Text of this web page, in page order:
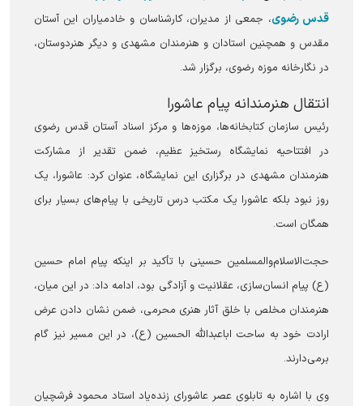
قدس رضوی، جمعی از مدیران، کارشناسان و خادمیاران این آستان
مقدس و همچنین استادان و هنرمندان مشهدی و دیگر هنردوستان،
در نگارخانه موزه رضوی، برگزار شد.
انتقال هنرمندانه پیام عاشورا
رئیس سازمان کتابخانه‌ها، موزه‌ها و مرکز اسناد آستان قدس رضوی
در افتتاحیه نمایشگاه رستخیز عظیم، ضمن تقدیر از مشارکت
هنرمندان مشهدی در برگزاری این نمایشگاه، عنوان کرد: عاشورا، یک
روز نبود بلکه عاشورا یک مکتب درس تاریخی با پیام‌های بسیار برای
همگان است.
حجت‌الاسلام‌والمسلمین حسینی با تأکید بر اینکه پیام امام حسین
(ع) پیام انسان‌سازی، عقلانیت و آزادگی بود، ادامه داد: در این میان،
هنرمندان مخلص با خلق آثار هنری محرمی، ضمن نشان دادن عرض
ارادت خود به ساحت اباعبدالله الحسین (ع)، در این مسیر نیز گام
برمی‌دارند.
وی با اشاره به تابلوی عصر عاشورای زنده‌یاد استاد محمود فرشچیان